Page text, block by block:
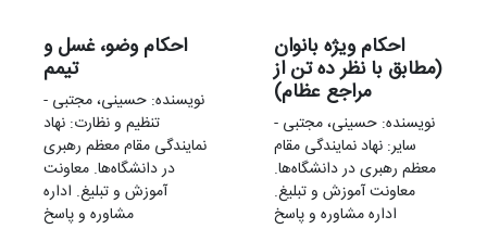
احکام وضو، غسل و
تيمم
نویسنده: حسینی، مجتبی -
تنظیم و نظارت: نهاد
نمایندگی مقام معظم رهبری
در دانشگاه‌ها. معاونت
آموزش و تبلیغ. اداره
مشاوره و پاسخ
احکام ويژه بانوان
(مطابق با نظر ده تن از
مراجع عظام)
نویسنده: حسینی، مجتبی -
سایر: نهاد نمایندگی مقام
معظم رهبری در دانشگاه‌ها.
معاونت آموزش و تبلیغ.
اداره مشاوره و پاسخ